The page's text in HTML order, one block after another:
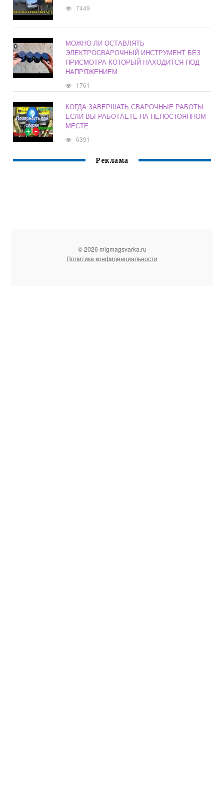
7449
МОЖНО ЛИ ОСТАВЛЯТЬ
ЭЛЕКТРОСВАРОЧНЫЙ ИНСТРУМЕНТ БЕЗ
ПРИСМОТРА КОТОРЫЙ НАХОДИТСЯ ПОД
НАПРЯЖЕНИЕМ
1761
КОГДА ЗАВЕРШАТЬ СВАРОЧНЫЕ РАБОТЫ
ЕСЛИ ВЫ РАБОТАЕТЕ НА НЕПОСТОЯННОМ
МЕСТЕ
6391
Реклама
© 2026 migmagsvarka.ru
Политика конфиденциальности